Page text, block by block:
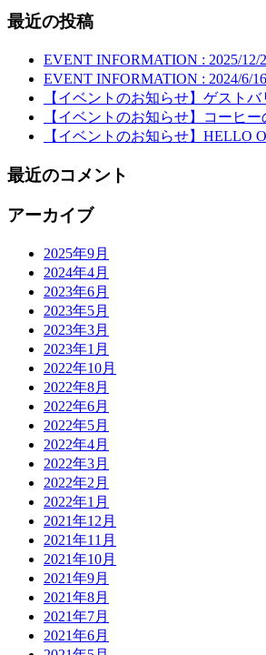
最近の投稿
EVENT INFORMATION : 2025/12/
EVENT INFORMATION : 2024/6/
【イベントのお知らせ】ゲスト
【イベントのお知らせ】コーヒ
【イベントのお知らせ】HELLO
最近のコメント
アーカイブ
2025年9月
2024年4月
2023年6月
2023年5月
2023年3月
2023年1月
2022年10月
2022年8月
2022年6月
2022年5月
2022年4月
2022年3月
2022年2月
2022年1月
2021年12月
2021年11月
2021年10月
2021年9月
2021年8月
2021年7月
2021年6月